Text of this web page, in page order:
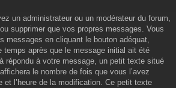
un administrateur ou un modérateur du forum,
supprimer que vos propres messages. Vous
messages en cliquant le bouton adéquat,
temps après que le message initial ait été
répondu à votre message, un petit texte situé
le nombre de fois que vous l’avez
et l’heure de la modification. Ce petit texte